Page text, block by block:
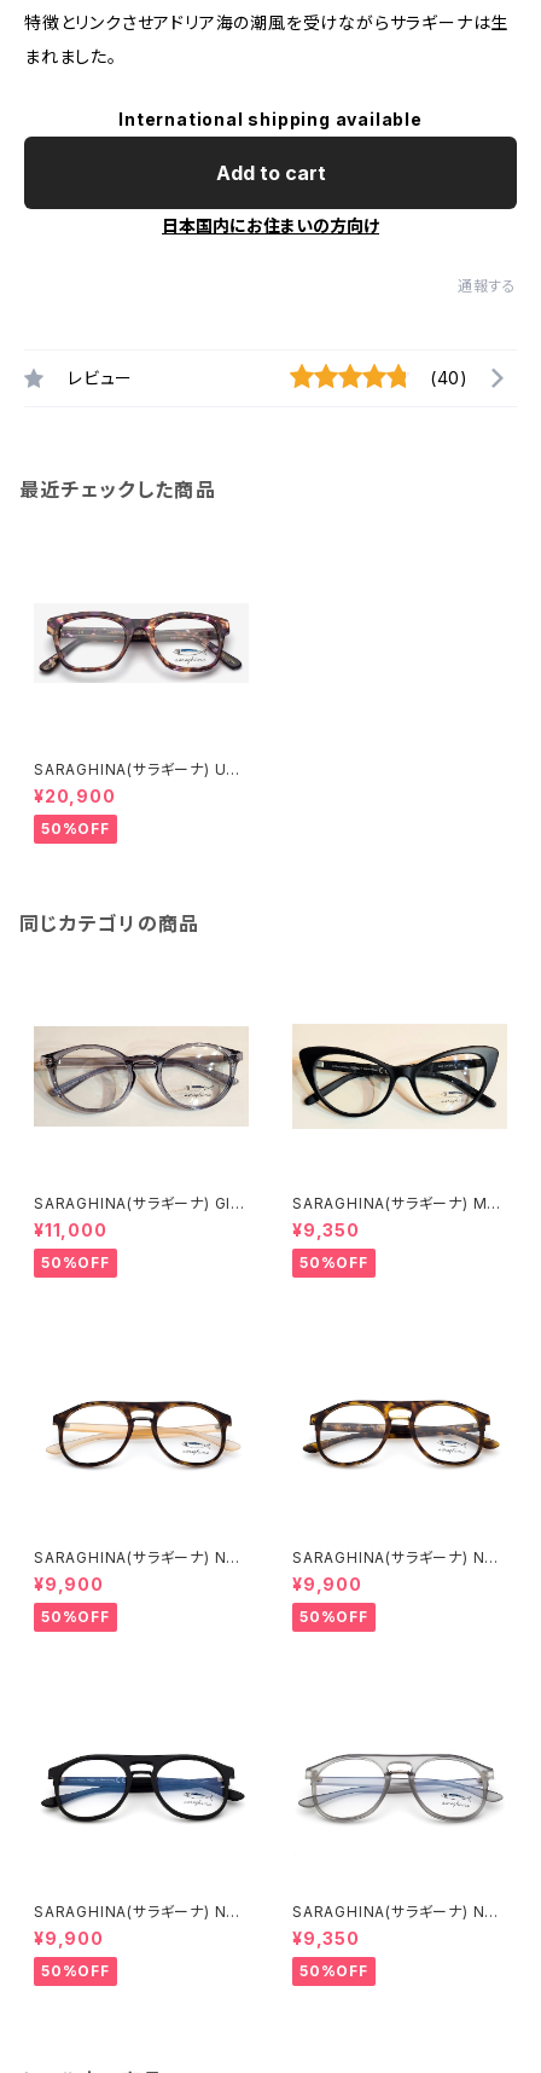
特徴とリンクさせアドリア海の潮風を受けながらサラギーナは生
まれました。
International shipping available
Add to cart
日本国内にお住まいの方向け
通報する
レビュー (40)
最近チェックした商品
SARAGHINA(サラギーナ) UG
O 465V(メガネフレーム)
¥20,900
50%OFF
同じカテゴリの商品
SARAGHINA(サラギーナ) GIL
DA53 261LV(メガネフレーム)
¥11,000
50%OFF
SARAGHINA(サラギーナ) MA
GALI 02V(メガネフレーム)
¥9,350
50%OFF
SARAGHINA(サラギーナ) NAN
DO VISTA 160V(メガネフレー
ム)
¥9,900
50%OFF
SARAGHINA(サラギーナ) NAN
DO VISTA 155V(メガネフレー
ム)
¥9,900
50%OFF
SARAGHINA(サラギーナ) NAN
DO VISTA 170V(メガネフレー
ム)
¥9,900
50%OFF
SARAGHINA(サラギーナ) NAN
DO VISTA 157V(メガネフレー
ム)
¥9,350
50%OFF